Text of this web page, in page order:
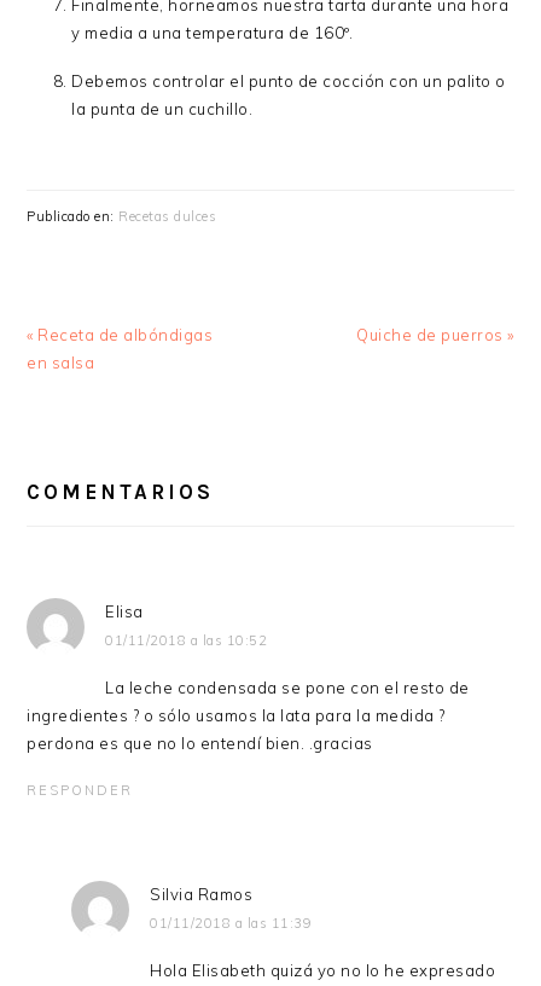
Finalmente, horneamos nuestra tarta durante una hora
y media a una temperatura de 160º.
Debemos controlar el punto de cocción con un palito o
la punta de un cuchillo.
Publicado en: Recetas dulces
Entrada
anterior:
« Receta de albóndigas
en salsa
Siguiente
Quiche de puerros »
CON
COMENTARIOS
Elisa
01/11/2018 a las 10:52
La leche condensada se pone con el resto de
ingredientes ? o sólo usamos la lata para la medida ?
perdona es que no lo entendí bien. .gracias
RESPONDER
Silvia Ramos
01/11/2018 a las 11:39
Hola Elisabeth quizá yo no lo he expresado